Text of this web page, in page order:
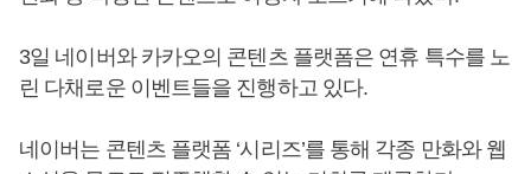
3일 네이버와 카카오의 콘텐츠 플랫폼은 연휴 특수를 노
린 다채로운 이벤트들을 진행하고 있다.
네이버는 콘텐츠 플랫폼 ‘시리즈’를 통해 각종 만화와 웹